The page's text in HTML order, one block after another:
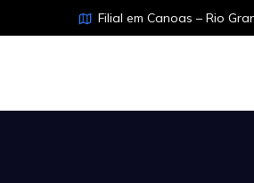
Filial em Canoas – Rio